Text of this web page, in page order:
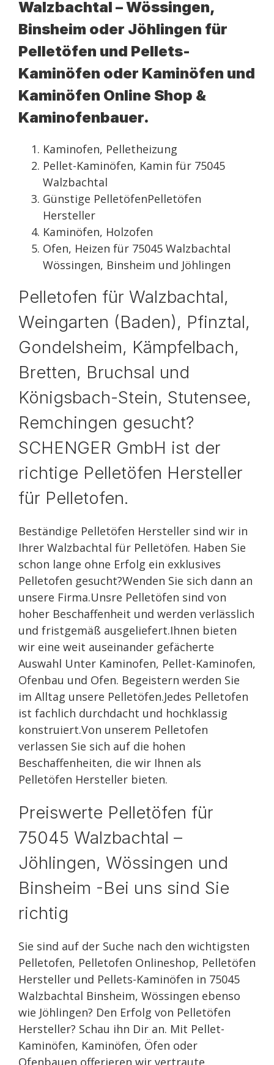
Walzbachtal – Wössingen,
Binsheim oder Jöhlingen für
Pelletöfen und Pellets-
Kaminöfen oder Kaminöfen und
Kaminöfen Online Shop &
Kaminofenbauer.
Kaminofen, Pelletheizung
Pellet-Kaminöfen, Kamin für 75045
Walzbachtal
Günstige PelletöfenPelletöfen
Hersteller
Kaminöfen, Holzofen
Ofen, Heizen für 75045 Walzbachtal
Wössingen, Binsheim und Jöhlingen
Pelletofen für Walzbachtal,
Weingarten (Baden), Pfinztal,
Gondelsheim, Kämpfelbach,
Bretten, Bruchsal und
Königsbach-Stein, Stutensee,
Remchingen gesucht?
SCHENGER GmbH ist der
richtige Pelletöfen Hersteller
für Pelletofen.
Beständige Pelletöfen Hersteller sind wir in
Ihrer Walzbachtal für Pelletöfen. Haben Sie
schon lange ohne Erfolg ein exklusives
Pelletofen gesucht?Wenden Sie sich dann an
unsere Firma.Unsre Pelletöfen sind von
hoher Beschaffenheit und werden verlässlich
und fristgemäß ausgeliefert.Ihnen bieten
wir eine weit auseinander gefächerte
Auswahl Unter Kaminofen, Pellet-Kaminofen,
Ofenbau und Ofen. Begeistern werden Sie
im Alltag unsere Pelletöfen.Jedes Pelletofen
ist fachlich durchdacht und hochklassig
konstruiert.Von unserem Pelletofen
verlassen Sie sich auf die hohen
Beschaffenheiten, die wir Ihnen als
Pelletöfen Hersteller bieten.
Preiswerte Pelletöfen für
75045 Walzbachtal –
Jöhlingen, Wössingen und
Binsheim -Bei uns sind Sie
richtig
Sie sind auf der Suche nach den wichtigsten
Pelletofen, Pelletofen Onlineshop, Pelletöfen
Hersteller und Pellets-Kaminöfen in 75045
Walzbachtal Binsheim, Wössingen ebenso
wie Jöhlingen? Den Erfolg von Pelletöfen
Hersteller? Schau ihn Dir an. Mit Pellet-
Kaminöfen, Kaminöfen, Öfen oder
Ofenbauen offerieren wir vertraute